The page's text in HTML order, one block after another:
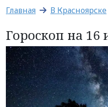
Главная В Красноярске
Гороскоп на